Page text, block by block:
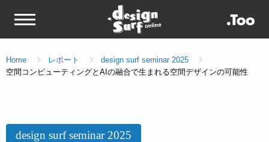
Home レポート
design surf seminar 2025
空間コンピューティングとAIの融合で生まれる空間デザインの可能性
design surf seminar 2025